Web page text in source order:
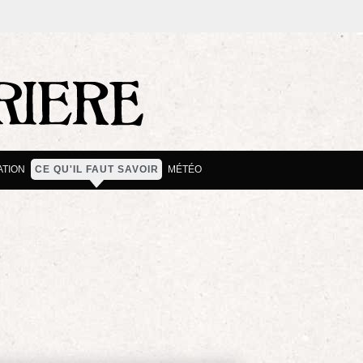
CE QU'IL FAUT SAVOIR MÉTÉO